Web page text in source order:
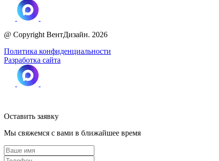
@ Copyright ВентДизайн. 2026
Политика конфиденциальности
Разработка сайта
Оставить заявку
Мы свяжемся с вами в ближайшее время